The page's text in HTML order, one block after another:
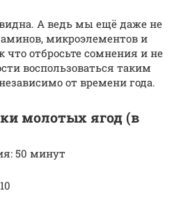
А ведь мы ещё даже не
микроэлементов и
что отбросьте сомнения и не
воспользоваться таким
от времени года.
молотых ягод (в
50 минут